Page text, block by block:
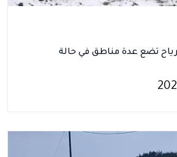
تضع عدة مناطق في حالة